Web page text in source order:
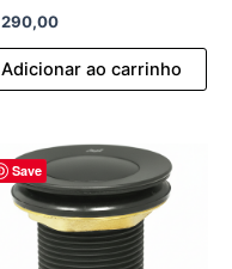
290,00
Adicionar ao carrinho
Save